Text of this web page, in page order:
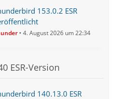
153.0.2 ESR
4. August 2026 um 22:34
ESR-Version
140.13.0 ESR